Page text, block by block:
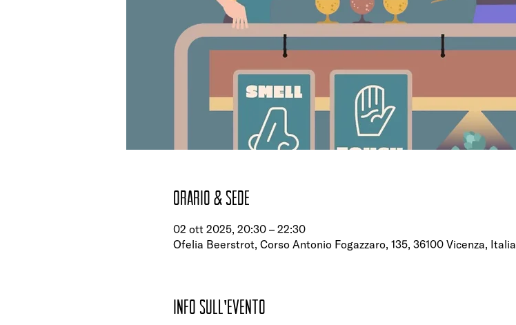
Orario & Sede
02 ott 2025, 20:30 – 22:30
Ofelia Beerstrot, Corso Antonio Fogazzaro, 135, 36100 Vicenza, Italia
Info sull'evento